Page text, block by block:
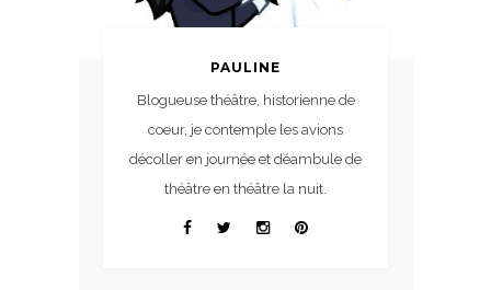
PAULINE
Blogueuse théâtre, historienne de
coeur, je contemple les avions
décoller en journée et déambule de
théâtre en théâtre la nuit.